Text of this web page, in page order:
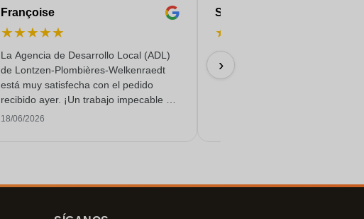
Françoise
★★★★★
La Agencia de Desarrollo Local (ADL)
de Lontzen-Plombières-Welkenraedt
está muy satisfecha con el pedido
recibido ayer. ¡Un trabajo impecable y
un servicio de calidad!
18/06/2026
Serife
★
Rápido, fiable y con entrega de
18/06/2026
›